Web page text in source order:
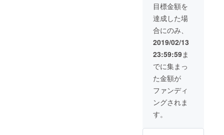
いただ
き、日
程調整
をさせ
ていた
だきま
す。
目標金額を
達成した場
合にのみ、
2019/02/13
23:59:59ま
でに集まっ
た金額が
ファンディ
ングされま
す。